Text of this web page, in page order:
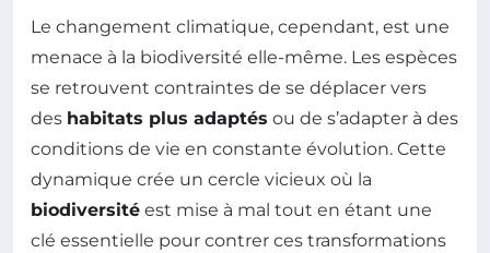
Le changement climatique, cependant, est une
menace à la biodiversité elle-même. Les espèces
se retrouvent contraintes de se déplacer vers
des habitats plus adaptés ou de s’adapter à des
conditions de vie en constante évolution. Cette
dynamique crée un cercle vicieux où la
biodiversité est mise à mal tout en étant une
clé essentielle pour contrer ces transformations